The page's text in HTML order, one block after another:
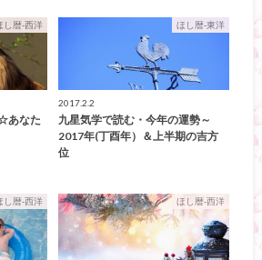
し暦-西洋
あなた
ほし暦-東洋
2017.2.2
九星気学で読む・今年の運勢～
2017年(丁酉年）＆上半期の吉方
位
し暦-西洋 ほし暦-西洋